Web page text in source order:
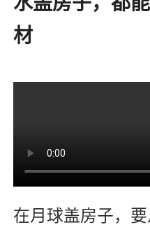
材
在月球盖房子，要